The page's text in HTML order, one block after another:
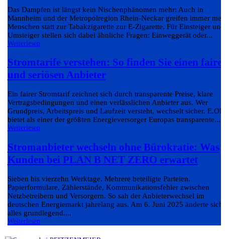
Das Dampfen ist längst kein Nischenphänomen mehr: Auch in
Mannheim und der Metropolregion Rhein-Neckar greifen immer
Menschen statt zur Tabakzigarette zur E-Zigarette. Für Einsteiger und
Umsteiger stellen sich dabei ähnliche Fragen: Einweggerät oder...
Weiterlesen
Stromtarife verstehen: So finden Sie einen
und seriösen Anbieter
Ein fairer Stromtarif zeichnet sich durch transparente Preise, klare
Vertragsbedingungen und einen verlässlichen Anbieter aus. Wer
Grundpreis, Arbeitspreis und Laufzeit versteht, wechselt sicher. E.ON
bietet als einer der größten Energieversorger Europas transparente...
Weiterlesen
Stromanbieter wechseln ohne Bürokratie: Was
Kunden bei PLAN B NET ZERO erwartet
Sieben bis vierzehn Werktage. Mehrere beteiligte Parteien.
Papierformulare, Zählerstände, Kommunikationsfehler zwischen
Netzbetreibern und Versorgern. So sah der Anbieterwechsel im
deutschen Energiemarkt jahrelang aus. Am 6. Juni 2025 änderte sich
alles grundlegend....
Weiterlesen